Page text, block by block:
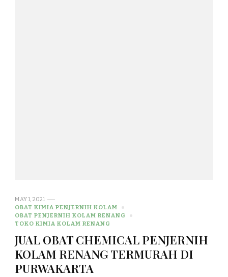
MAY 1, 2021
OBAT KIMIA PENJERNIH KOLAM
OBAT PENJERNIH KOLAM RENANG
TOKO KIMIA KOLAM RENANG
JUAL OBAT CHEMICAL PENJERNIH
KOLAM RENANG TERMURAH DI
PURWAKARTA